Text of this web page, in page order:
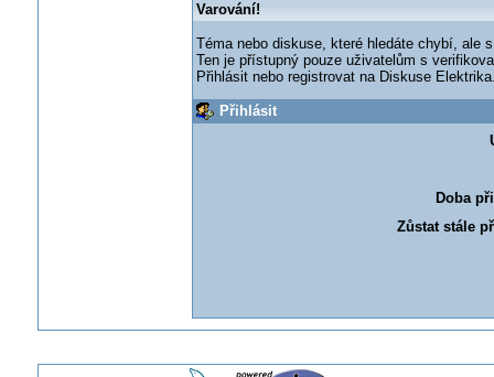
Varování!
Téma nebo diskuse, které hledáte chybí, ale
Ten je přístupný pouze uživatelům s
Přihlásit nebo registrovat na Diskuse
Přihlásit
Doba
Zůstat stále